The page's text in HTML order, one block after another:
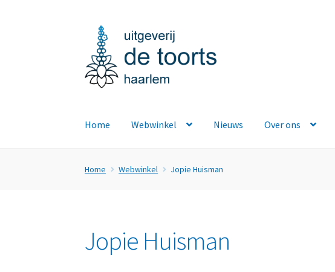
door
naar
navigatie
naar
de
inhoud
Home Webwinkel Nieuws Over ons
Home Webwinkel Jopie Huisman
Jopie Huisman